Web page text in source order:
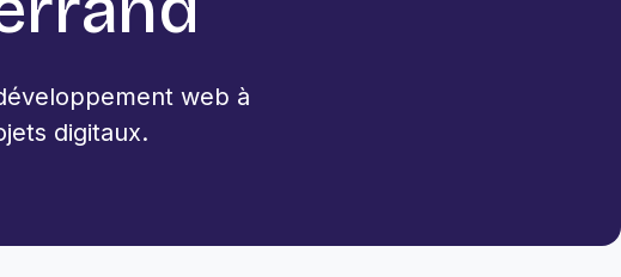
web à
digitaux.